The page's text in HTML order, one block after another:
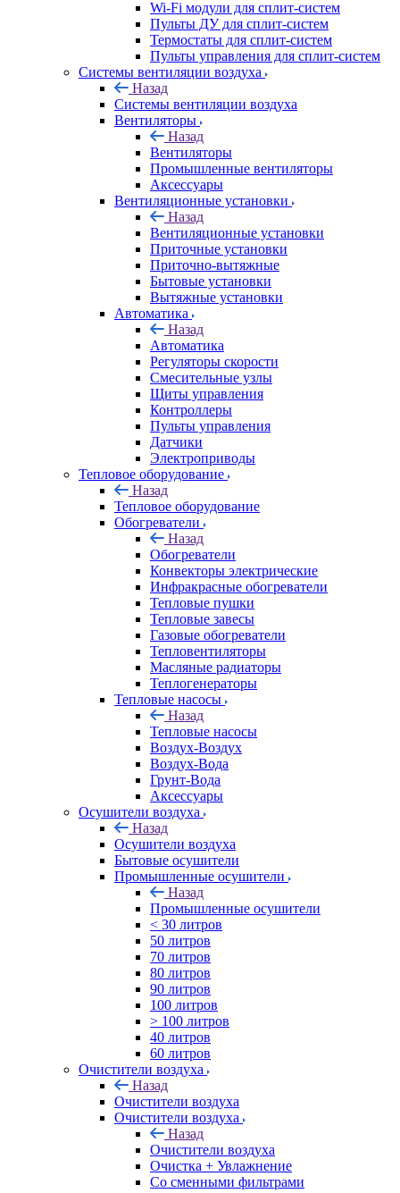
Wi-Fi модули для сплит-систем
Пульты ДУ для сплит-систем
Термостаты для сплит-систем
Пульты управления для сплит-систем
Системы вентиляции воздуха
Назад
Системы вентиляции воздуха
Вентиляторы
Назад
Вентиляторы
Промышленные вентиляторы
Аксессуары
Вентиляционные установки
Назад
Вентиляционные установки
Приточные установки
Приточно-вытяжные
Бытовые установки
Вытяжные установки
Автоматика
Назад
Автоматика
Регуляторы скорости
Смесительные узлы
Щиты управления
Контроллеры
Пульты управления
Датчики
Электроприводы
Тепловое оборудование
Назад
Тепловое оборудование
Обогреватели
Назад
Обогреватели
Конвекторы электрические
Инфракрасные обогреватели
Тепловые пушки
Тепловые завесы
Газовые обогреватели
Тепловентиляторы
Масляные радиаторы
Теплогенераторы
Тепловые насосы
Назад
Тепловые насосы
Воздух-Воздух
Воздух-Вода
Грунт-Вода
Аксессуары
Осушители воздуха
Назад
Осушители воздуха
Бытовые осушители
Промышленные осушители
Назад
Промышленные осушители
< 30 литров
50 литров
70 литров
80 литров
90 литров
100 литров
> 100 литров
40 литров
60 литров
Очистители воздуха
Назад
Очистители воздуха
Очистители воздуха
Назад
Очистители воздуха
Очистка + Увлажнение
Cо сменными фильтрами